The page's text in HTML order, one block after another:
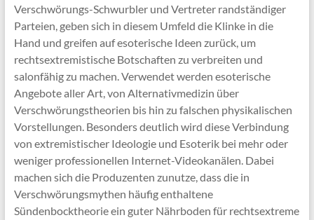
Verschwörungs-Schwurbler und Vertreter randständiger
Parteien, geben sich in diesem Umfeld die Klinke in die
Hand und greifen auf esoterische Ideen zurück, um
rechtsextremistische Botschaften zu verbreiten und
salonfähig zu machen. Verwendet werden esoterische
Angebote aller Art, von Alternativmedizin über
Verschwörungstheorien bis hin zu falschen physikalischen
Vorstellungen. Besonders deutlich wird diese Verbindung
von extremistischer Ideologie und Esoterik bei mehr oder
weniger professionellen Internet-Videokanälen. Dabei
machen sich die Produzenten zunutze, dass die in
Verschwörungsmythen häufig enthaltene
Sündenbocktheorie ein guter Nährboden für rechtsextreme